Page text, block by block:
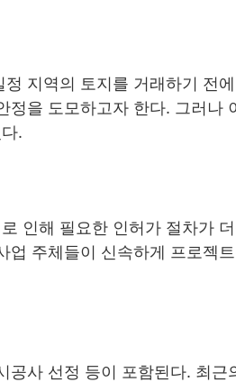
지역의 토지를 거래하기 전
을 도모하고자 한다. 그러나
.
인해 필요한 인허가 절차가
주체들이 신속하게 프로젝
사 선정 등이 포함된다. 최근